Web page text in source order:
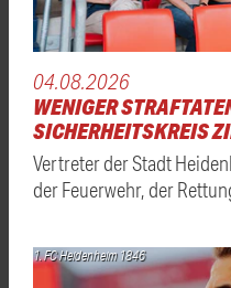
04.08.2026
WENIGER
SICHERHEITSKREIS
Vertreter der Stadt
der Feuerwehr, der
1. FC Heidenheim 1846